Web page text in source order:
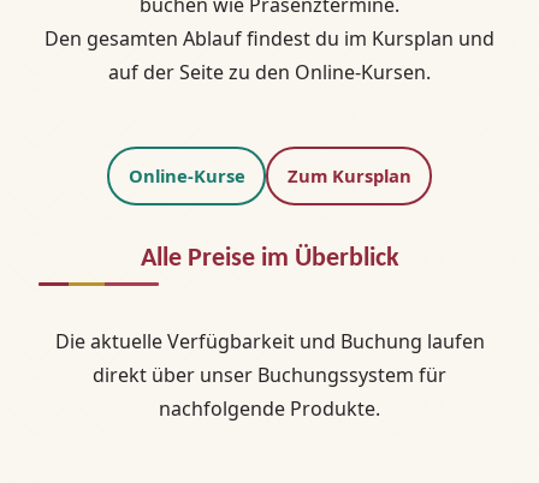
Den gesamten Ablauf findest du im Kursplan und
auf der Seite zu den Online-Kursen.
Online-Kurse Zum Kursplan
Alle Preise im Überblick
Die aktuelle Verfügbarkeit und Buchung laufen
direkt über unser Buchungssystem für
nachfolgende Produkte.